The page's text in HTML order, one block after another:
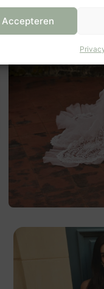
Accepteren